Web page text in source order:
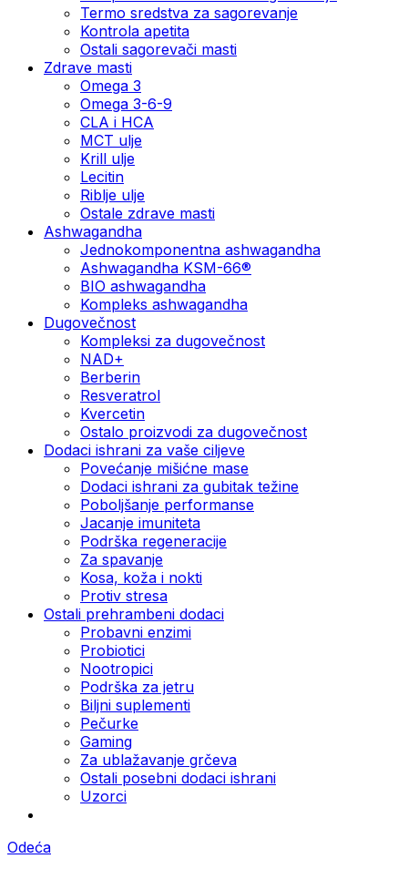
Termo sredstva za sagorevanje
Kontrola apetita
Ostali sagorevači masti
Zdrave masti
Omega 3
Omega 3-6-9
CLA i HCA
MCT ulje
Krill ulje
Lecitin
Riblje ulje
Ostale zdrave masti
Ashwagandha
Jednokomponentna ashwagandha
Ashwagandha KSM-66®
BIO ashwagandha
Kompleks ashwagandha
Dugovečnost
Kompleksi za dugovečnost
NAD+
Berberin
Resveratrol
Kvercetin
Ostalo proizvodi za dugovečnost
Dodaci ishrani za vaše ciljeve
Povećanje mišićne mase
Dodaci ishrani za gubitak težine
Poboljšanje performanse
Jacanje imuniteta
Podrška regeneracije
Za spavanje
Kosa, koža i nokti
Protiv stresa
Ostali prehrambeni dodaci
Probavni enzimi
Probiotici
Nootropici
Podrška za jetru
Biljni suplementi
Pečurke
Gaming
Za ublažavanje grčeva
Ostali posebni dodaci ishrani
Uzorci
Odeća